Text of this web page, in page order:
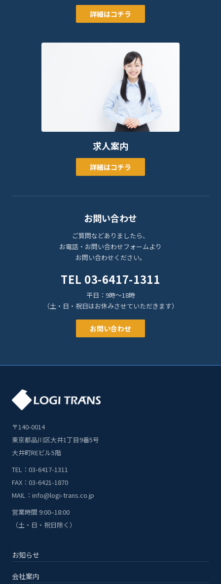
詳細はコチラ
求人案内
詳細はコチラ
お問い合わせ
ご質問などありましたら、
お電話・お問い合わせフォームより
お問い合わせください。
TEL 03-6417-1311
平日：9時〜18時
（土・日・祝日はお休みさせていただきます）
お問い合わせ
〒140-0014
東京都品川区大井1丁目9番5号
大井町REビル5階
TEL：03-6417-1311
FAX：03-6421-1870
MAIL：info@logi-trans.co.jp
営業時間 9:00–18:00
（土・日・祝日除く）
お知らせ
会社案内